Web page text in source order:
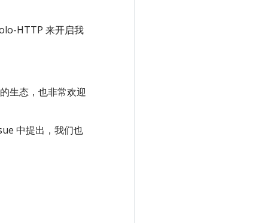
HTTP 来开启我
生态，也非常欢迎
中提出，我们也